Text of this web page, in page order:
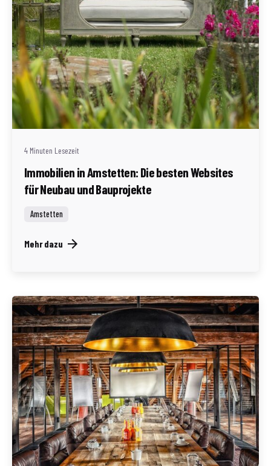
Geschrieben von
Redaktion Immofragen AT
4 Minuten Lesezeit
Immobilien in Amstetten: Die besten Websites
für Neubau und Bauprojekte
Amstetten
Mehr dazu